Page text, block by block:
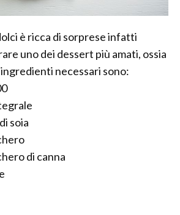
è ricca di sorprese infatti
uno dei dessert più amati, ossia
necessari sono:
soia
di canna